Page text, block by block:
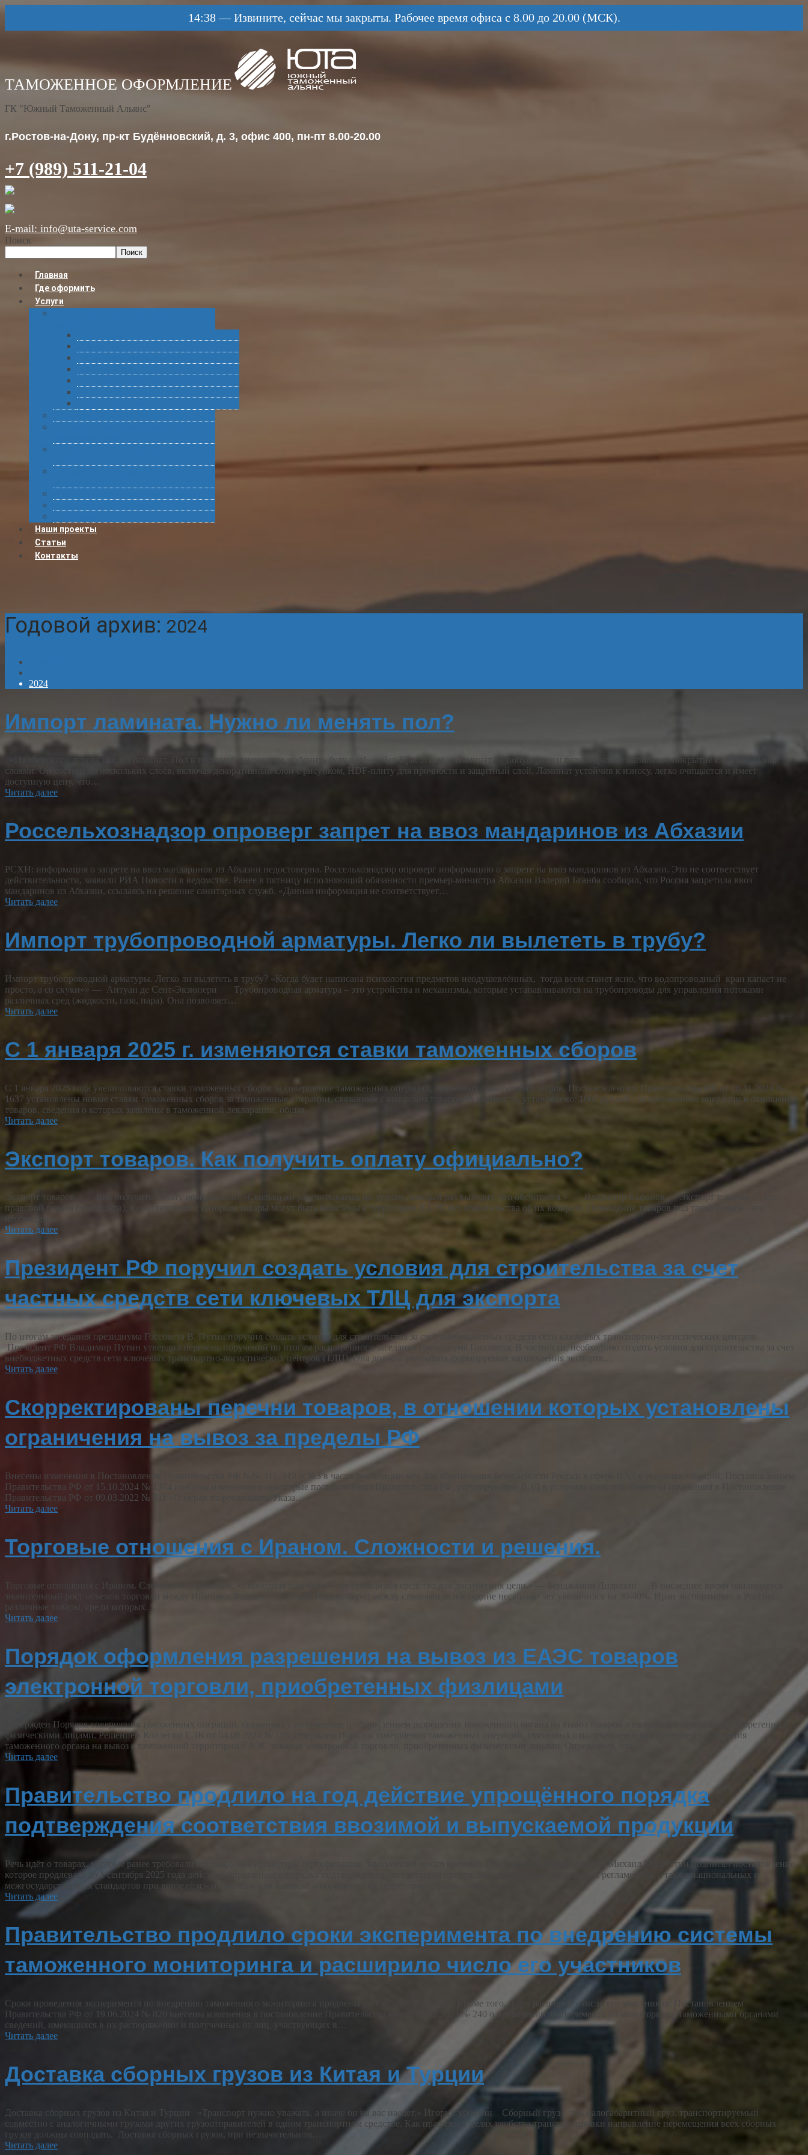
14:38—Извините, сейчас мы закрыты. Рабочее время офиса с 8.00 до 20.00 (МСК).
ГК "Южный Таможенный Альянс"
г.Ростов-на-Дону, пр-кт Будённовский, д. 3, офис 400, пн-пт 8.00-20.00
+7 (989) 511-21-04
E-mail: info@uta-service.com
Поиск
Поиск
Главная
Где оформить
Услуги
Наши проекты
Статьи
Контакты
Годовой архив: 2024
2024
Импорт ламината. Нужно ли менять пол?
«Из эбенового дерева увидел ламинат. Пол в гостиной ламинатом заэбенить буду рад!» - Лев Красоткин Ламинат — популярное и разнообразное напольное покрытие с несколькими
слоями. Он состоит из нескольких слоёв, включая декоративный слой с рисунком, HDF-плиту для прочности и защитный слой. Ламинат устойчив к износу, легко очищается и имеет
доступную цену, что…
Читать далее
Россельхознадзор опроверг запрет на ввоз мандаринов из Абхазии
РСХН: информация о запрете на ввоз мандаринов из Абхазии недостоверна. Россельхознадзор опроверг информацию о запрете на ввоз мандаринов из Абхазии. Это не соответствует
действительности, заявили РИА Новости в ведомстве. Ранее в пятницу исполняющий обязанности премьер-министра Абхазии Валерий Бганба сообщил, что Россия запретила ввоз
мандаринов из Абхазии, ссылаясь на решение санитарных служб. «Данная информация не соответствует…
Читать далее
Импорт трубопроводной арматуры. Легко ли вылететь в трубу?
Импорт трубопроводной арматуры. Легко ли вылететь в трубу? «Когда будет написана психология предметов неодушевлённых, тогда всем станет ясно, что водопроводный кран капает не
просто, а со скуки»» — Антуан де Сент-Экзюпери Трубопроводная арматура – это устройства и механизмы, которые устанавливаются на трубопроводы для управления потоками
различных сред (жидкости, газа, пара). Она позволяет…
Читать далее
С 1 января 2025 г. изменяются ставки таможенных сборов
С 1 января 2025 года увеличиваются ставки таможенных сборов за совершение таможенных операций, связанных с выпуском товаров. Постановлением Правительства РФ от 28.11.2024 №
1637 установлены новые ставки таможенных сборов за таможенные операции, связанные с выпуском товаров. В частности, установлено: 1067 рублей - за таможенные операции в отношении
товаров, сведения о которых заявлены в таможенной декларации, общая…
Читать далее
Экспорт товаров. Как получить оплату официально?
Экспорт товаров. Как получить оплату официально? «Сколько ни рассчитываешь на лучшее, каждый раз выходит, что обсчитался.» — Владимир Кафанов Экспорт товаров — это
правовой режим (процедура), в соответствии с которым товары могут быть вывезены с территории ЕАЭС без обязательства об их возврате. Помещение товаров под такой режим - это
необходимое…
Читать далее
Президент РФ поручил создать условия для строительства за счет
частных средств сети ключевых ТЛЦ для экспорта
По итогам заседания президиума Госсовета В. Путин поручил создать условия для строительства за счет внебюджетных средств сети ключевых транспортно-логистических центров.
Президент РФ Владимир Путин утвердил перечень поручений по итогам расширенного заседания президиума Госсовета. В частности, необходимо создать условия для строительства за счет
внебюджетных средств сети ключевых транспортно-логистических центров (ТЛЦ). Она должна учитывать формируемые направления экспорта…
Читать далее
Скорректированы перечни товаров, в отношении которых установлены
ограничения на вывоз за пределы РФ
Внесены изменения в Постановления Правительства РФ №№ 311, 312 и 313 в части реализации мер для обеспечения безопасности России в сфере ВЭД в условиях санкций. Постановлением
Правительства РФ от 15.10.2024 № 1374 внесены изменения в некоторые постановления Правительства РФ, регулирующие ВЭД в условиях санкций. Внесены изменения в Постановление
Правительства РФ от 09.03.2022 № 311 «О мерах по реализации Указа…
Читать далее
Торговые отношения с Ираном. Сложности и решения.
Торговые отношения с Ираном. Сложности и решения. «Свободная торговля — не принцип, а средство для достижения цели.» — Бенджамин Дизраэли В последнее время наблюдается
значительный рост объемов торговли между Ираном и Россией. Общий товарооборот между странами за последние несколько лет увеличился на 30-40%. Иран экспортирует в Россию
различные товары, среди которых…
Читать далее
Порядок оформления разрешения на вывоз из ЕАЭС товаров
электронной торговли, приобретенных физлицами
Утвержден Порядок совершения таможенных операций, связанных с получением и оформлением разрешения таможенного органа на вывоз товаров электронной торговли, приобретенных
физическими лицами. Решением Коллегии ЕЭК от 04.09.2024 № 105 утвержден Порядок совершения таможенных операций, связанных с получением и оформлением разрешения
таможенного органа на вывоз с таможенной территории ЕАЭС товаров электронной торговли, приобретенных физическими лицами. Определено, что…
Читать далее
Правительство продлило на год действие упрощённого порядка
подтверждения соответствия ввозимой и выпускаемой продукции
Речь идёт о товарах, которые ранее требовали прохождения процедуры сертификации, занимавшей много времени. Председатель Правительства Михаил Мишустин подписал постановление,
которое продлевает до 1 сентября 2025 года действие упрощённого порядка подтверждения соответствия продукции требованиям технических регламентов, а также национальных и
межгосударственных стандартов при ввозе её из‑за границы или выпуске в обращение на территории страны. Речь идёт…
Читать далее
Правительство продлило сроки эксперимента по внедрению системы
таможенного мониторинга и расширило число его участников
Сроки проведения эксперимента по внедрению таможенного мониторинга продлены до 1 ноября 2025 года. Кроме того, будет расширено число его участников. Постановлением
Правительства РФ от 19.06.2024 № 820 внесены изменения в постановление Правительства РФ от 16.02.2023 № 240 о проведении эксперимента по мониторингу таможенными органами
сведений, имеющихся в их распоряжении и полученных от лиц, участвующих в…
Читать далее
Доставка сборных грузов из Китая и Турции
Доставка сборных грузов из Китая и Турции «Транспорт нужно уважать, а иначе он на вас наедет.» Игорь Субботин Сборный груз – это малогабаритный груз, транспортируемый
совместно с аналогичными грузами других грузоотправителей в одном транспортном средстве. Как правило, в целях удобства транспортировки направление перемещения всех сборных
грузов должны совпадать. Доставка сборных грузов, при незначительном…
Читать далее